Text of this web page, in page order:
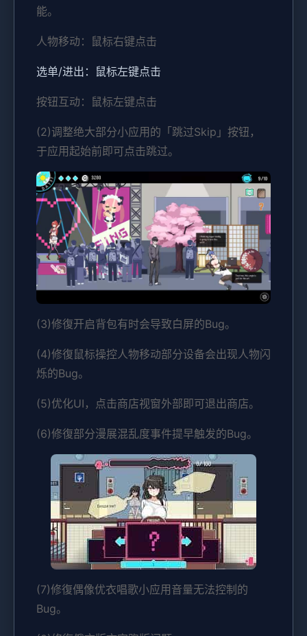
能。
人物移动：鼠标右键点击
选单/进出：鼠标左键点击
按钮互动：鼠标左键点击
(2)调整绝大部分小应用的「跳过Skip」按钮，
于应用起始前即可点击跳过。
(3)修復开启背包有时会导致白屏的Bug。
(4)修復鼠标操控人物移动部分设备会出现人物闪
烁的Bug。
(5)优化UI，点击商店视窗外部即可退出商店。
(6)修復部分漫展混乱度事件提早触发的Bug。
(7)修復偶像优衣唱歌小应用音量无法控制的
Bug。